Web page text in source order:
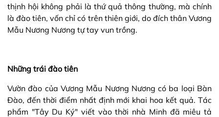
thịnh hội không phải là thứ quả thông thường, mà chính
là đào tiên, vốn chỉ có trên thiên giới, do đích thân Vương
Mẫu Nương Nương tự tay vun trồng.
Những trái đào tiên
Vườn đào của Vương Mẫu Nương Nương có ba loại Bàn
Đào, đến thời điểm nhất định mới khai hoa kết quả. Tác
phẩm "Tây Du Ký" viết vào thời nhà Minh đã miêu tả